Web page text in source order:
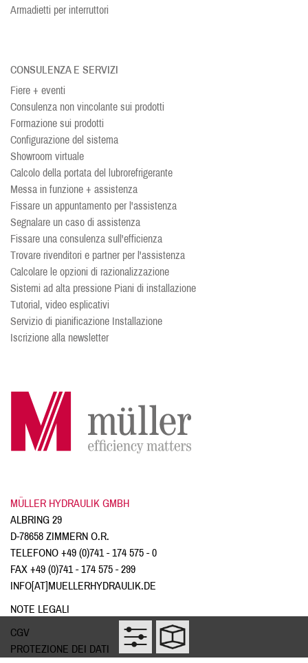
Armadietti per interruttori
CONSULENZA E SERVIZI
Fiere + eventi
Consulenza non vincolante sui prodotti
Formazione sui prodotti
Configurazione del sistema
Showroom virtuale
Calcolo della portata del lubrorefrigerante
Messa in funzione + assistenza
Fissare un appuntamento per l'assistenza
Segnalare un caso di assistenza
Fissare una consulenza sull'efficienza
Trovare rivenditori e partner per l'assistenza
Calcolare le opzioni di razionalizzazione
Sistemi ad alta pressione Piani di installazione
Tutorial, video esplicativi
Servizio di pianificazione Installazione
Iscrizione alla newsletter
MÜLLER HYDRAULIK GMBH
ALBRING 29
D-78658 ZIMMERN O.R.
TELEFONO +49 (0)741 - 174 575 - 0
FAX +49 (0)741 - 174 575 - 299
INFO[AT]MUELLERHYDRAULIK.DE
NOTE LEGALI
CGV
PROTEZIONE DEI DATI